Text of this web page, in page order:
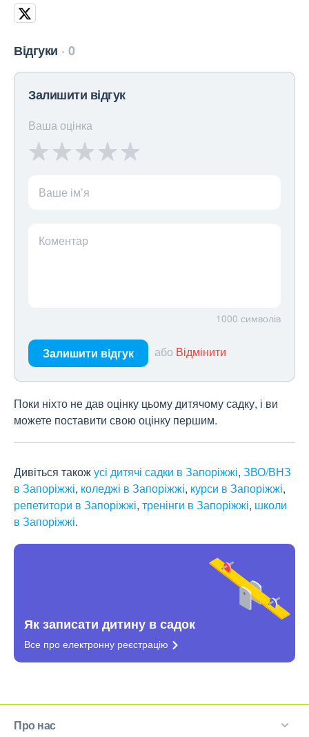
Відгуки 0
Залишити відгук
Ваша оцінка
Ваше ім’я
Коментар
1000 символів
Залишити відгук або Відмінити
Поки ніхто не дав оцінку цьому дитячому садку, і ви
можете поставити свою оцінку першим.
Дивіться такожусі дитячі садки в Запоріжжі, ЗВО/ВНЗ
в Запоріжжі, коледжі в Запоріжжі, курси в Запоріжжі,
репетитори в Запоріжжі, тренінги в Запоріжжі, школи
в Запоріжжі.
Як записати дитину в садок
Все про електронну реєстрацію
Про нас